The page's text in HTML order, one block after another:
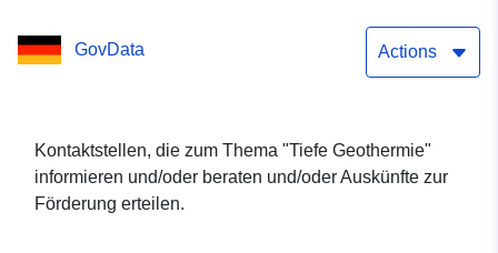
GovData Actions
Kontaktstellen, die zum Thema "Tiefe Geothermie"
informieren und/oder beraten und/oder Auskünfte zur
Förderung erteilen.